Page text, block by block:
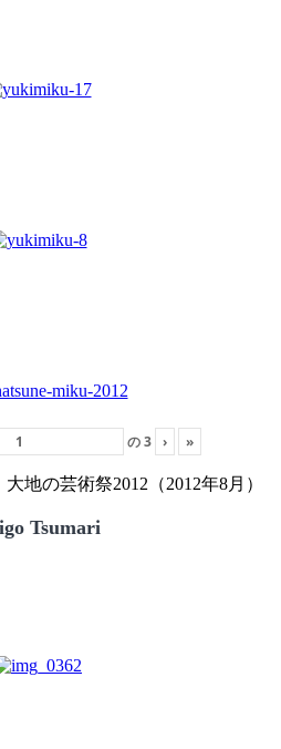
の3 › »
大地の芸術祭2012（2012年8月）
Tsumari